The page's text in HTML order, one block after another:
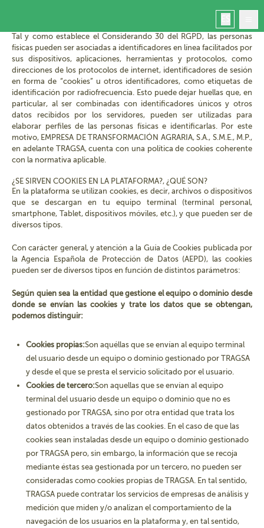
Inicio
Masca
Reservar
Gestiona tu reserva
Tal y como establece el Considerando 30 del RGPD, las personas
físicas pueden ser asociadas a identificadores en línea facilitados por
sus dispositivos, aplicaciones, herramientas y protocolos, como
direcciones de los protocolos de internet, identificadores de sesión
en forma de “cookies” u otros identificadores, como etiquetas de
identificación por radiofrecuencia. Esto puede dejar huellas que, en
particular, al ser combinadas con identificadores únicos y otros
datos recibidos por los servidores, pueden ser utilizadas para
elaborar perfiles de las personas físicas e identificarlas. Por este
motivo, EMPRESA DE TRANSFORMACIÓN AGRARIA, S.A., S.M.E., M.P.,
en adelante TRAGSA, cuenta con una política de cookies coherente
con la normativa aplicable.
¿SE SIRVEN COOKIES EN LA PLATAFORMA?, ¿QUÉ SON?
En la plataforma se utilizan cookies, es decir, archivos o dispositivos
que se descargan en tu equipo terminal (terminal personal,
smartphone, Tablet, dispositivos móviles, etc.), y que pueden ser de
diversos tipos.
Con carácter general, y atención a la Guía de Cookies publicada por
la Agencia Española de Protección de Datos (AEPD), las cookies
pueden ser de diversos tipos en función de distintos parámetros:
Según quien sea la entidad que gestione el equipo o dominio desde
donde se envían las cookies y trate los datos que se obtengan,
podemos distinguir:
Cookies propias:Son aquéllas que se envían al equipo terminal
del usuario desde un equipo o dominio gestionado por TRAGSA
y desde el que se presta el servicio solicitado por el usuario.
Cookies de tercero:Son aquellas que se envían al equipo
terminal del usuario desde un equipo o dominio que no es
gestionado por TRAGSA, sino por otra entidad que trata los
datos obtenidos a través de las cookies. En el caso de que las
cookies sean instaladas desde un equipo o dominio gestionado
por TRAGSA pero, sin embargo, la información que se recoja
mediante éstas sea gestionada por un tercero, no pueden ser
consideradas como cookies propias de TRAGSA. En tal sentido,
TRAGSA puede contratar los servicios de empresas de análisis y
medición que miden y/o analizan el comportamiento de la
navegación de los usuarios en la plataforma y, en tal sentido,